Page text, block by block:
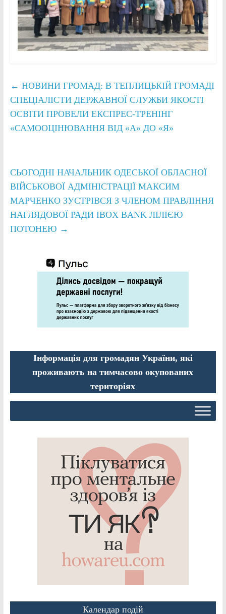
← НОВИНИ ГРОМАД: В ТЕПЛИЦЬКІЙ ГРОМАДІ
СПЕЦІАЛІСТИ ДЕРЖАВНОЇ СЛУЖБИ ЯКОСТІ
ОСВІТИ ПРОВЕЛИ ЕКСПРЕС-ТРЕНІНГ
«САМООЦІНЮВАННЯ ВІД «А» ДО «Я»
СЬОГОДНІ НАЧАЛЬНИК ОДЕСЬКОЇ ОБЛАСНОЇ
ВІЙСЬКОВОЇ АДМІНІСТРАЦІЇ МАКСИМ
МАРЧЕНКО ЗУСТРІВСЯ З ЧЛЕНОМ ПРАВЛІННЯ
НАГЛЯДОВОЇ РАДИ IBOX BANK ЛІЛІЄЮ
ПОТОНЕЮ →
Інформація для громадян України, які
проживають на тимчасово окупованих
територіях
Календар подій